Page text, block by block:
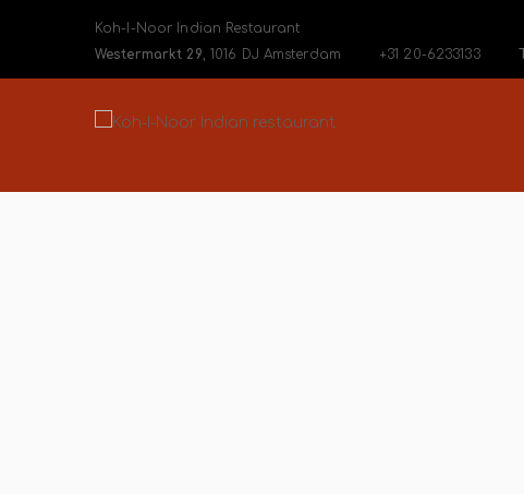
Koh-I-Noor Indian Restaurant
Westermarkt 29, 1016 DJ Amsterdam +31 20-6233133